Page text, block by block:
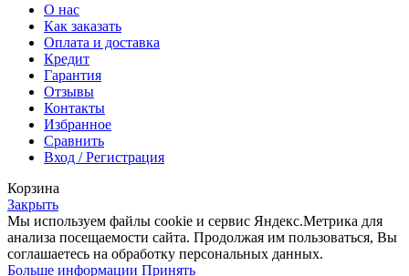
О нас
Как заказать
Оплата и доставка
Кредит
Гарантия
Отзывы
Контакты
Избранное
Сравнить
Вход / Регистрация
Корзина
Закрыть
Мы используем файлы cookie и сервис Яндекс.Метрика для
анализа посещаемости сайта. Продолжая им пользоваться, Вы
соглашаетесь на обработку персональных данных.
Больше информации Больше
Принять